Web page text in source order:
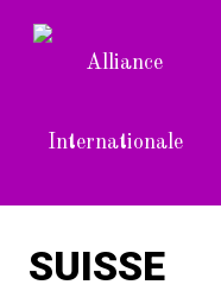
SUISSE